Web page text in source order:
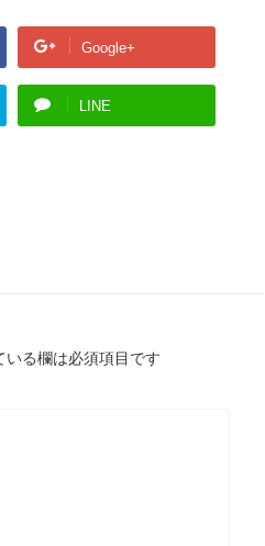
Google+
LINE
いる欄は必須項目です